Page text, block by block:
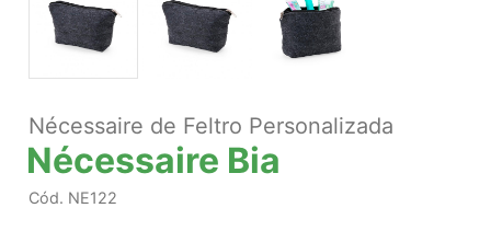
Nécessaire de Feltro Personalizada
Nécessaire Bia
Cód. NE122